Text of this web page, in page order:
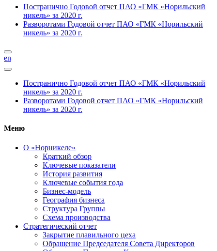
Постранично Годовой отчет ПАО «ГМК «Норильский
никель» за 2020 г.
Разворотами Годовой отчет ПАО «ГМК «Норильский
никель» за 2020 г.
en
Постранично Годовой отчет ПАО «ГМК «Норильский
никель» за 2020 г.
Разворотами Годовой отчет ПАО «ГМК «Норильский
никель» за 2020 г.
Меню
О «Норникеле»
Краткий обзор
Ключевые показатели
История развития
Ключевые события года
Бизнес-модель
География бизнеса
Структура Группы
Схема производства
Стратегический отчет
Закрытие плавильного цеха
Обращение Председателя Совета Директоров